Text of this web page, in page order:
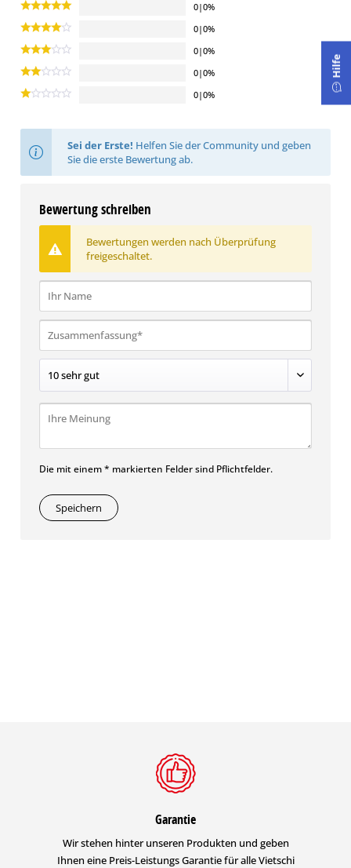
0|0%
0|0%
0|0%
0|0%
0|0%
Sei der Erste! Helfen Sie der Community und geben
Sie die erste Bewertung ab.
Bewertung schreiben
Bewertungen werden nach Überprüfung
freigeschaltet.
Die mit einem * markierten Felder sind Pflichtfelder.
Speichern
Garantie
Wir stehen hinter unseren Produkten und geben
Ihnen eine Preis-Leistungs Garantie für alle Vietschi
Hilfe